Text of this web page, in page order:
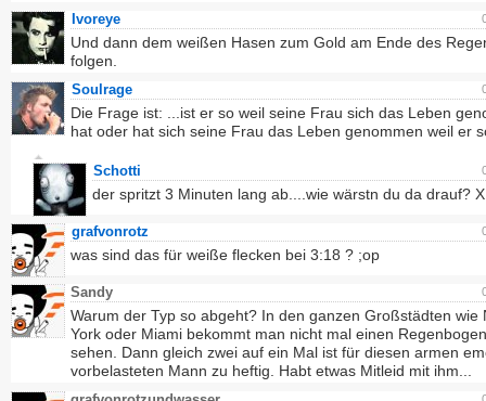
Ivoreye
Und dann dem weißen Hasen zum Gold am Ende des
folgen.
Soulrage
Die Frage ist: ...ist er so weil seine Frau sich das Leben
hat oder hat sich seine Frau das Leben genommen weil er
Schotti
der spritzt 3 Minuten lang ab....wie wärstn du da drauf?
grafvonrotz
was sind das für weiße flecken bei 3:18 ? ;op
Sandy
Warum der Typ so abgeht? In den ganzen Großstädten wie
York oder Miami bekommt man nicht mal einen
sehen. Dann gleich zwei auf ein Mal ist für diesen armen
vorbelasteten Mann zu heftig. Habt etwas Mitleid mit ihm...